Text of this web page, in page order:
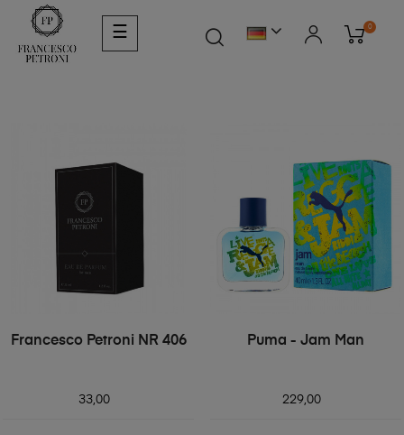
☰ 0
Francesco Petroni NR 406
33,00
Puma - Jam Man
229,00